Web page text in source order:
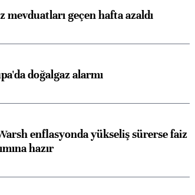
mevduatları geçen hafta azaldı
doğalgaz alarmı
enflasyonda yükseliş sürerse faiz
hazır